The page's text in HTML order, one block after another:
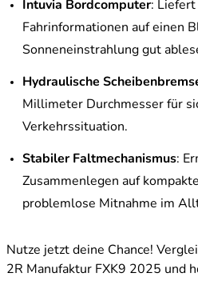
Intuvia Bordcomputer: Liefert
Fahrinformationen auf einen
Sonneneinstrahlung gut
Hydraulische
Millimeter Durchmesser für
Verkehrssituation.
Stabiler Faltmechanismus:
Zusammenlegen auf
problemlose Mitnahme im
Nutze jetzt deine Chance!
2R Manufaktur FXK9 2025 und